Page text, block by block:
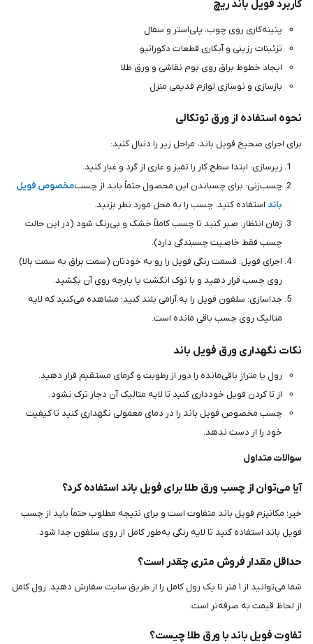
کاربرد فویل باند ریچ
پتینه‌کاری روی چوب، پلی‌استر و سفال
تزئینات رزینی و آبکاری قطعات دکوراتیو
ایجاد خطوط براق روی بوم نقاشی و ورق طلا
بازسازی و نوسازی لوازم قدیمی منزل
نحوه استفاده از ورق توتکالی
برای اجرای صحیح فویل باند، مراحل زیر را دنبال کنید:
زیرسازی: ابتدا سطح کار را تمیز و عاری از گرد و غبار کنید.
چسب‌زنی: برای چسباندن این محصول حتماً باید از چسبمخصوص فویل
باند استفاده کنید. چسب را به محل مورد نظر بزنید.
زمان انتظار: صبر کنید تا چسب کاملاً خشک و بی‌رنگ شود (در این حالت
چسب فقط خاصیت چسبندگی دارد).
اجرای فویل: قسمت رنگی فویل را رو به خودتان (سمت براق به سمت بالا)
روی چسب قرار دهید و با نوک انگشت یا پارچه روی آن بکشید.
جداسازی: سلفون فویل را به آرامی بلند کنید؛ مشاهده می‌کنید که لایه
متالیک روی چسب باقی مانده است.
نکات نگهداری ورق فویل باند
رول یا متراژ باقی‌مانده را دور از رطوبت و گرمای مستقیم قرار دهید.
از تا کردن فویل خودداری کنید تا لایه متالیک آن دچار ترک نشود.
چسب مخصوص فویل باند را در دمای معمولی نگهداری کنید تا کیفیت
خود را از دست ندهد.
سوالات متداول
آیا می‌توان از چسب ورق طلا برای فویل باند استفاده کرد؟
خیر؛ مکانیزم فویل باند متفاوت است و برای نتیجه مطلوب حتماً باید از چسب
فویل باند استفاده کنید تا لایه رنگی به‌طور کامل از روی سلفون جدا شود.
حداقل مقدار فروش متری چقدر است؟
شما می‌توانید از ۱ متر تا یک رول کامل را از طریق سایت سفارش دهید. رول کامل
از لحاظ قیمت به صرفه‌تر است.
تفاوت فویل باند با ورق طلا چیست؟